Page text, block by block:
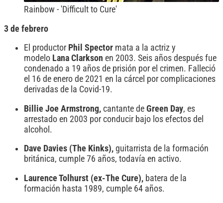
Rainbow - 'Difficult to Cure'
3 de febrero
El productor Phil Spector mata a la actriz y
modelo Lana Clarkson en 2003. Seis años después fue
condenado a 19 años de prisión por el crimen. Falleció
el 16 de enero de 2021 en la cárcel por complicaciones
derivadas de la Covid-19.
Billie Joe Armstrong, cantante de Green Day, es
arrestado en 2003 por conducir bajo los efectos del
alcohol.
Dave Davies (The Kinks), guitarrista de la formación
británica, cumple 76 años, todavía en activo.
Laurence Tolhurst (ex-The Cure), batera de la
formación hasta 1989, cumple 64 años.